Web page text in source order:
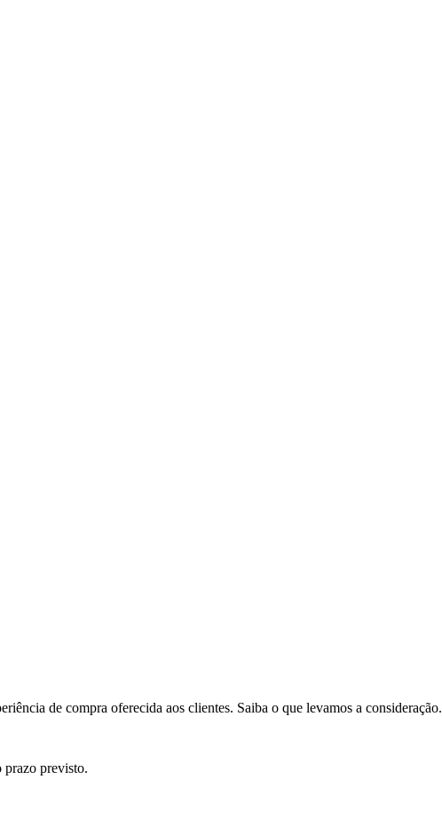
de compra oferecida aos clientes. Saiba o que levamos a consideração.
prazo previsto.